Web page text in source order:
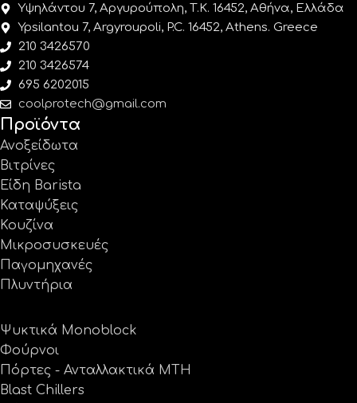
Υψηλάντου 7, Αργυρούπολη, Τ.Κ. 16452, Αθήνα, Ελλάδα
Ypsilantou 7, Argyroupoli, P.C. 16452, Athens. Greece
210 3426570
210 3426574
695 6202015
coolprotech@gmail.com
Προϊόντα
Ανοξείδωτα
Βιτρίνες
Είδη Barista
Καταψύξεις
Κουζίνα
Μικροσυσκευές
Παγομηχανές
Πλυντήρια
Ψυκτικά Monoblock
Φούρνοι
Πόρτες - Ανταλλακτικά MTH
Blast Chillers